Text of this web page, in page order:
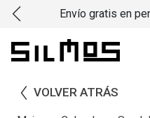
Envío gratis en
VOLVER ATRÁS